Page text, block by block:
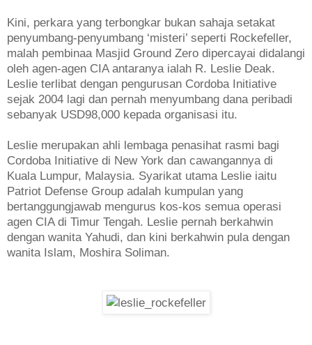
Kini, perkara yang terbongkar bukan sahaja setakat
penyumbang-penyumbang ‘misteri’ seperti Rockefeller,
malah pembinaa Masjid Ground Zero dipercayai didalangi
oleh agen-agen CIA antaranya ialah R. Leslie Deak.
Leslie terlibat dengan pengurusan Cordoba Initiative
sejak 2004 lagi dan pernah menyumbang dana peribadi
sebanyak USD98,000 kepada organisasi itu.
Leslie merupakan ahli lembaga penasihat rasmi bagi
Cordoba Initiative di New York dan cawangannya di
Kuala Lumpur, Malaysia. Syarikat utama Leslie iaitu
Patriot Defense Group adalah kumpulan yang
bertanggungjawab mengurus kos-kos semua operasi
agen CIA di Timur Tengah. Leslie pernah berkahwin
dengan wanita Yahudi, dan kini berkahwin pula dengan
wanita Islam, Moshira Soliman.